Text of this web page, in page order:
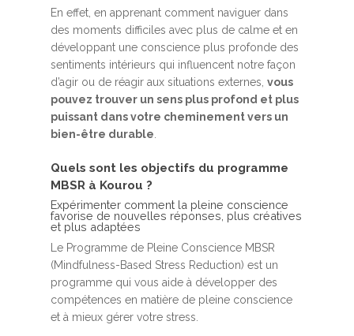
En effet, en apprenant comment naviguer dans
des moments difficiles avec plus de calme et en
développant une conscience plus profonde des
sentiments intérieurs qui influencent notre façon
d’agir ou de réagir aux situations externes, vous
pouvez trouver un sens plus profond et plus
puissant dans votre cheminement vers un
bien-être durable
Quels sont les objectifs du programme
MBSR à Kourou ?
Expérimenter comment la pleine conscience
favorise de nouvelles réponses, plus créatives
et plus adaptées
Le Programme de Pleine Conscience MBSR
(Mindfulness-Based Stress Reduction) est un
programme qui vous aide à développer des
compétences en matière de pleine conscience
et à mieux gérer votre stress.